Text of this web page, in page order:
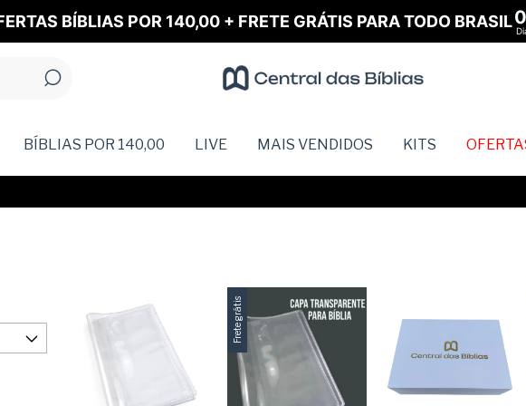
BÍBLIAS POR 140,00 + FRETE GRÁTIS PARA TODO BRASIL
BÍBLIAS POR 140,00 LIVE MAIS VENDIDOS KITS
Frete grátis